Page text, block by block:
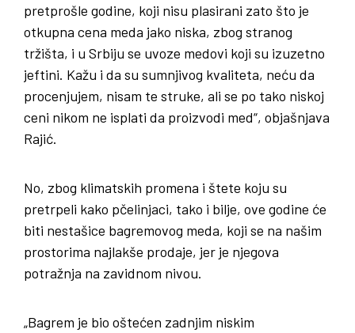
pretprošle godine, koji nisu plasirani zato što je
otkupna cena meda jako niska, zbog stranog
tržišta, i u Srbiju se uvoze medovi koji su izuzetno
jeftini. Kažu i da su sumnjivog kvaliteta, neću da
procenjujem, nisam te struke, ali se po tako niskoj
ceni nikom ne isplati da proizvodi med“, objašnjava
Rajić.
No, zbog klimatskih promena i štete koju su
pretrpeli kako pčelinjaci, tako i bilje, ove godine će
biti nestašice bagremovog meda, koji se na našim
prostorima najlakše prodaje, jer je njegova
potražnja na zavidnom nivou.
„Bagrem je bio oštećen zadnjim niskim